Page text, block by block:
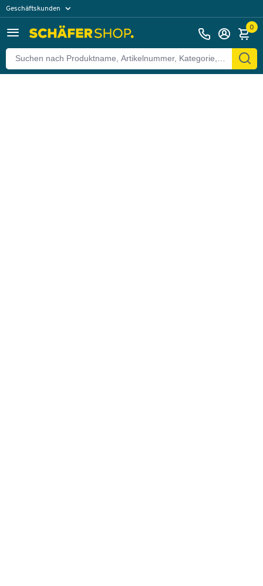
Geschäftskunden
0
Zurück